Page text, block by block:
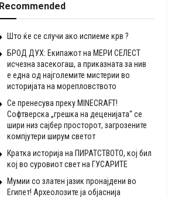
Recommended
Што ќе се случи ако испиеме крв ?
БРОД ДУХ: Екипажот на МЕРИ СЕЛЕСТ
исчезна засекогаш, а приказната за нив
е една од најголемите мистерии во
историјата на морепловството
Се пренесува преку MINECRAFT!
Софтверска „грешка на деценијата“ се
шири низ сајбер просторот, загрозените
компјутери ширум светот
Кратка историја на ПИРАТСТВОТО, кој бил
кој во суровиот свет на ГУСАРИТЕ
Мумии со златен јазик пронајдени во
Египет! Археолозите ја објаснија